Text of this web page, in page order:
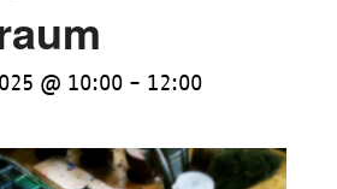
@ 10:00 - 12:00